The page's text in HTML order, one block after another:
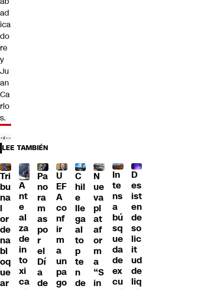
ad
ica
do
re
y
Ju
an
Ca
rlo
s.
LEE TAMBIÉN
Tri
bu
na
l
or
de
na
bl
oq
ue
ar
A
nt
e
al
za
de
in
to
xi
ca
Pa
no
ra
m
as
po
r
el
Dí
a
de
U
EF
A
co
nf
ir
m
a
un
pa
go
C
hil
e
lle
ga
al
to
p
te
n
de
N
ue
va
pl
at
af
or
m
a
“S
in
In
te
ns
a
bú
sq
ue
da
de
ex
cu
D
es
ist
en
de
so
lic
it
ud
de
liq